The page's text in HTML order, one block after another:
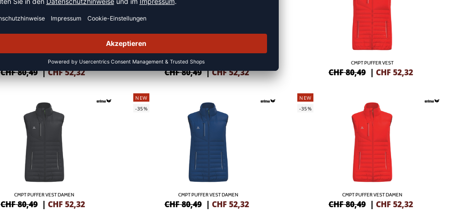
CMPT PUFFER VEST
CHF 80,49 |CHF52,32
CMPT PUFFER VEST
CHF 80,49 |CHF52,32
CMPT PUFFER VEST
CHF 80,49 | CHF 52,32
CMPT PUFFER VEST DAMEN
CHF 80,49 | CHF 52,32
NEW
-35%
CMPT PUFFER VEST DAMEN
CHF 80,49 | CHF 52,32
NEW
-35%
CMPT PUFFER VEST DAMEN
CHF 80,49 | CHF 52,32